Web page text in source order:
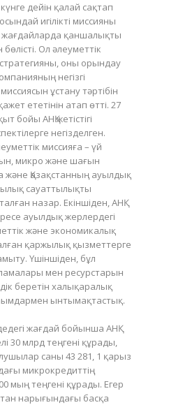
күнге дейін қалай сақтап
игілікті миссияны
қаншалықты
бөлісті. Ол әлеуметтік
оны орындау
негізгі
ұстану тәртібін
ететінін атап өтті. 27
бойы АНҚ жетістігі
негізделген.
миссияға – үй
микро және шағын
және Қазақстанның ауылдық
сауаттылықты
назар. Екіншіден, АНҚ
ауылдық жерлердегі
және экономикалық
қаржылық қызметтерге
Үшіншіден, бұл
мен ресурстарын
беретін халықаралық
ынтымақтастық.
жағдай бойынша АНҚ
30 млрд теңгені құрады,
саны 43 281, 1 қарыз
микрокредиттің
мың теңгені құрады. Егер
нарығындағы басқа